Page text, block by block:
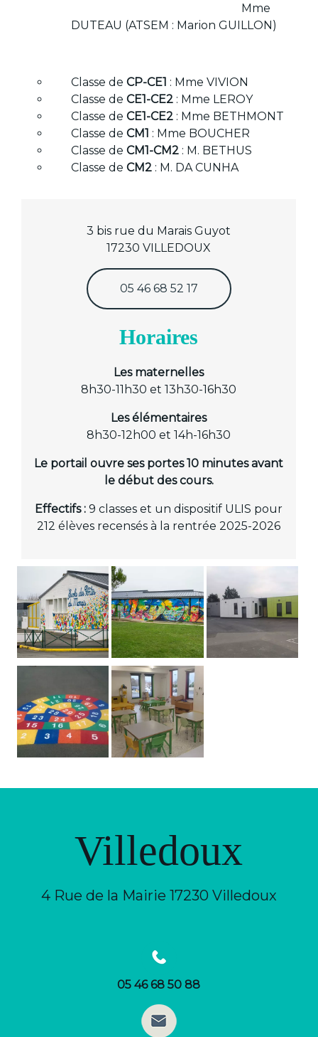
Mme
DUTEAU (ATSEM : Marion GUILLON)
Classe deCP-CE1 : Mme VIVION
Classe deCE1-CE2 : Mme LEROY
Classe deCE1-CE2 : Mme BETHMONT
Classe deCM1 : Mme BOUCHER
Classe deCM1-CM2 : M. BETHUS
Classe deCM2 : M. DA CUNHA
3 bis rue du Marais Guyot
17230 VILLEDOUX
05 46 68 52 17
Horaires
Les maternelles
8h30-11h30 et 13h30-16h30
Les élémentaires
8h30-12h00 et 14h-16h30
Le portail ouvre ses portes 10 minutes avant
le début des cours.
Effectifs : 9 classes et un dispositif ULIS pour
212 élèves recensés à la rentrée 2025-2026
Villedoux
4 Rue de la Mairie 17230 Villedoux
05 46 68 50 88